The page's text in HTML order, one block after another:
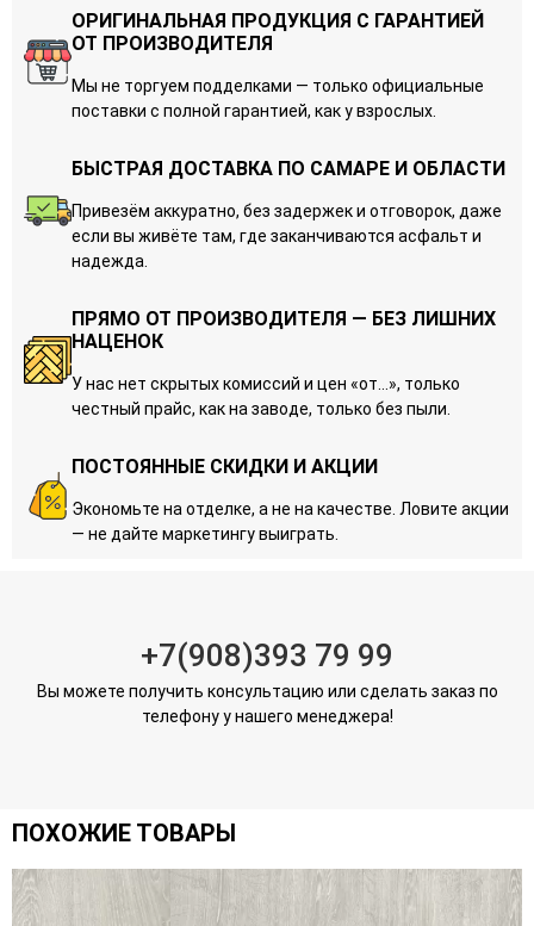
ОРИГИНАЛЬНАЯ ПРОДУКЦИЯ С ГАРАНТИЕЙ
ОТ ПРОИЗВОДИТЕЛЯ
Мы не торгуем подделками — только официальные
поставки с полной гарантией, как у взрослых.
БЫСТРАЯ ДОСТАВКА ПО САМАРЕ И ОБЛАСТИ
Привезём аккуратно, без задержек и отговорок, даже
если вы живёте там, где заканчиваются асфальт и
надежда.
ПРЯМО ОТ ПРОИЗВОДИТЕЛЯ — БЕЗ ЛИШНИХ
НАЦЕНОК
У нас нет скрытых комиссий и цен «от…», только
честный прайс, как на заводе, только без пыли.
ПОСТОЯННЫЕ СКИДКИ И АКЦИИ
Экономьте на отделке, а не на качестве. Ловите акции
— не дайте маркетингу выиграть.
+7(908)393 79 99
Вы можете получить консультацию или сделать заказ по
телефону у нашего менеджера!
ПОХОЖИЕ ТОВАРЫ